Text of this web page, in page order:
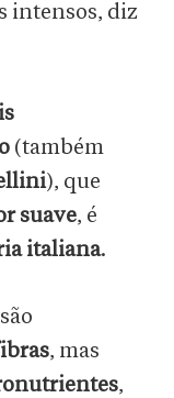
intensos, diz
(também
), que
suave, é
italiana.
, mas
,